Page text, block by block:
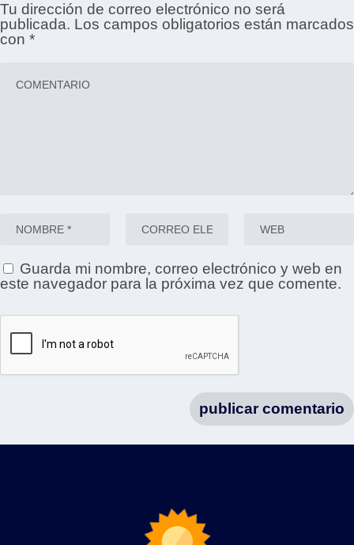
Tu dirección de correo electrónico no será
publicada. Los campos obligatorios están marcados
con *
Guarda mi nombre, correo electrónico y web en
este navegador para la próxima vez que comente.